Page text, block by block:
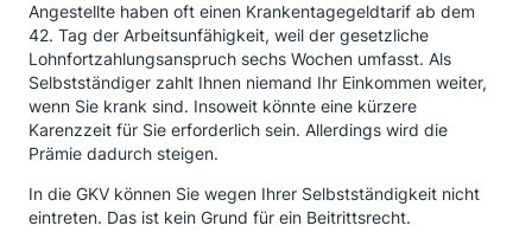
Angestellte haben oft einen Krankentagegeldtarif ab dem
42. Tag der Arbeitsunfähigkeit, weil der gesetzliche
Lohnfortzahlungsanspruch sechs Wochen umfasst. Als
Selbstständiger zahlt Ihnen niemand Ihr Einkommen weiter,
wenn Sie krank sind. Insoweit könnte eine kürzere
Karenzzeit für Sie erforderlich sein. Allerdings wird die
Prämie dadurch steigen.
In die GKV können Sie wegen Ihrer Selbstständigkeit nicht
eintreten. Das ist kein Grund für ein Beitrittsrecht.